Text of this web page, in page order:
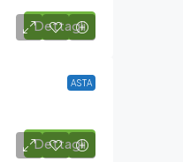
Dettagli
ASTA
Dettagli